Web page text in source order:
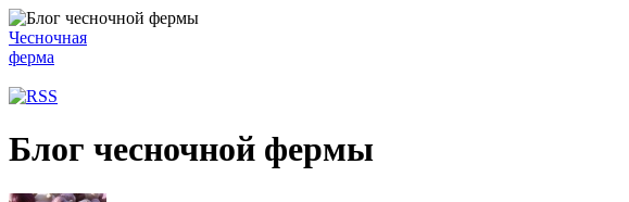
Чесночная
ферма
Блог чесночной фермы